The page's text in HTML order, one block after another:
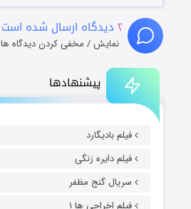
پیشنهادها
فیلم بادیگارد
فیلم دایره زنگی
سریال گنج مظفر
فیلم اخراجی ها ۱
۲ دیدگاه ارسال شده است
نمایش / مخفی کردن دیدگاه ها